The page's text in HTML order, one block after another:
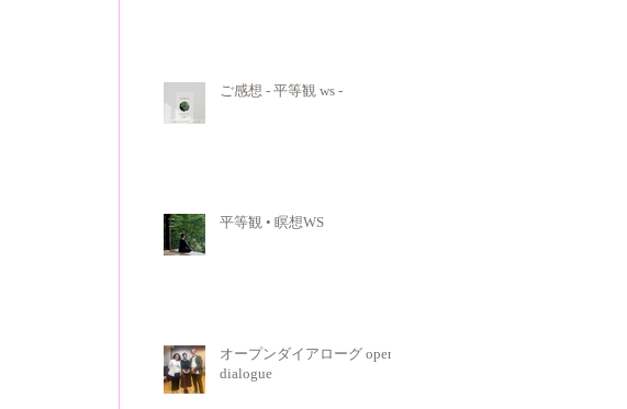
ご感想 - 平等観 ws -
平等観 • 瞑想WS
オープンダイアローグ open
dialogue